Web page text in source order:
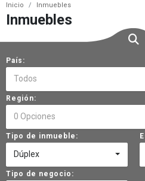
Inicio Inmuebles
Inmuebles
País:
Todos
Región:
0 Opciones
Tipo de inmueble:
Dúplex
Tipo de negocio: